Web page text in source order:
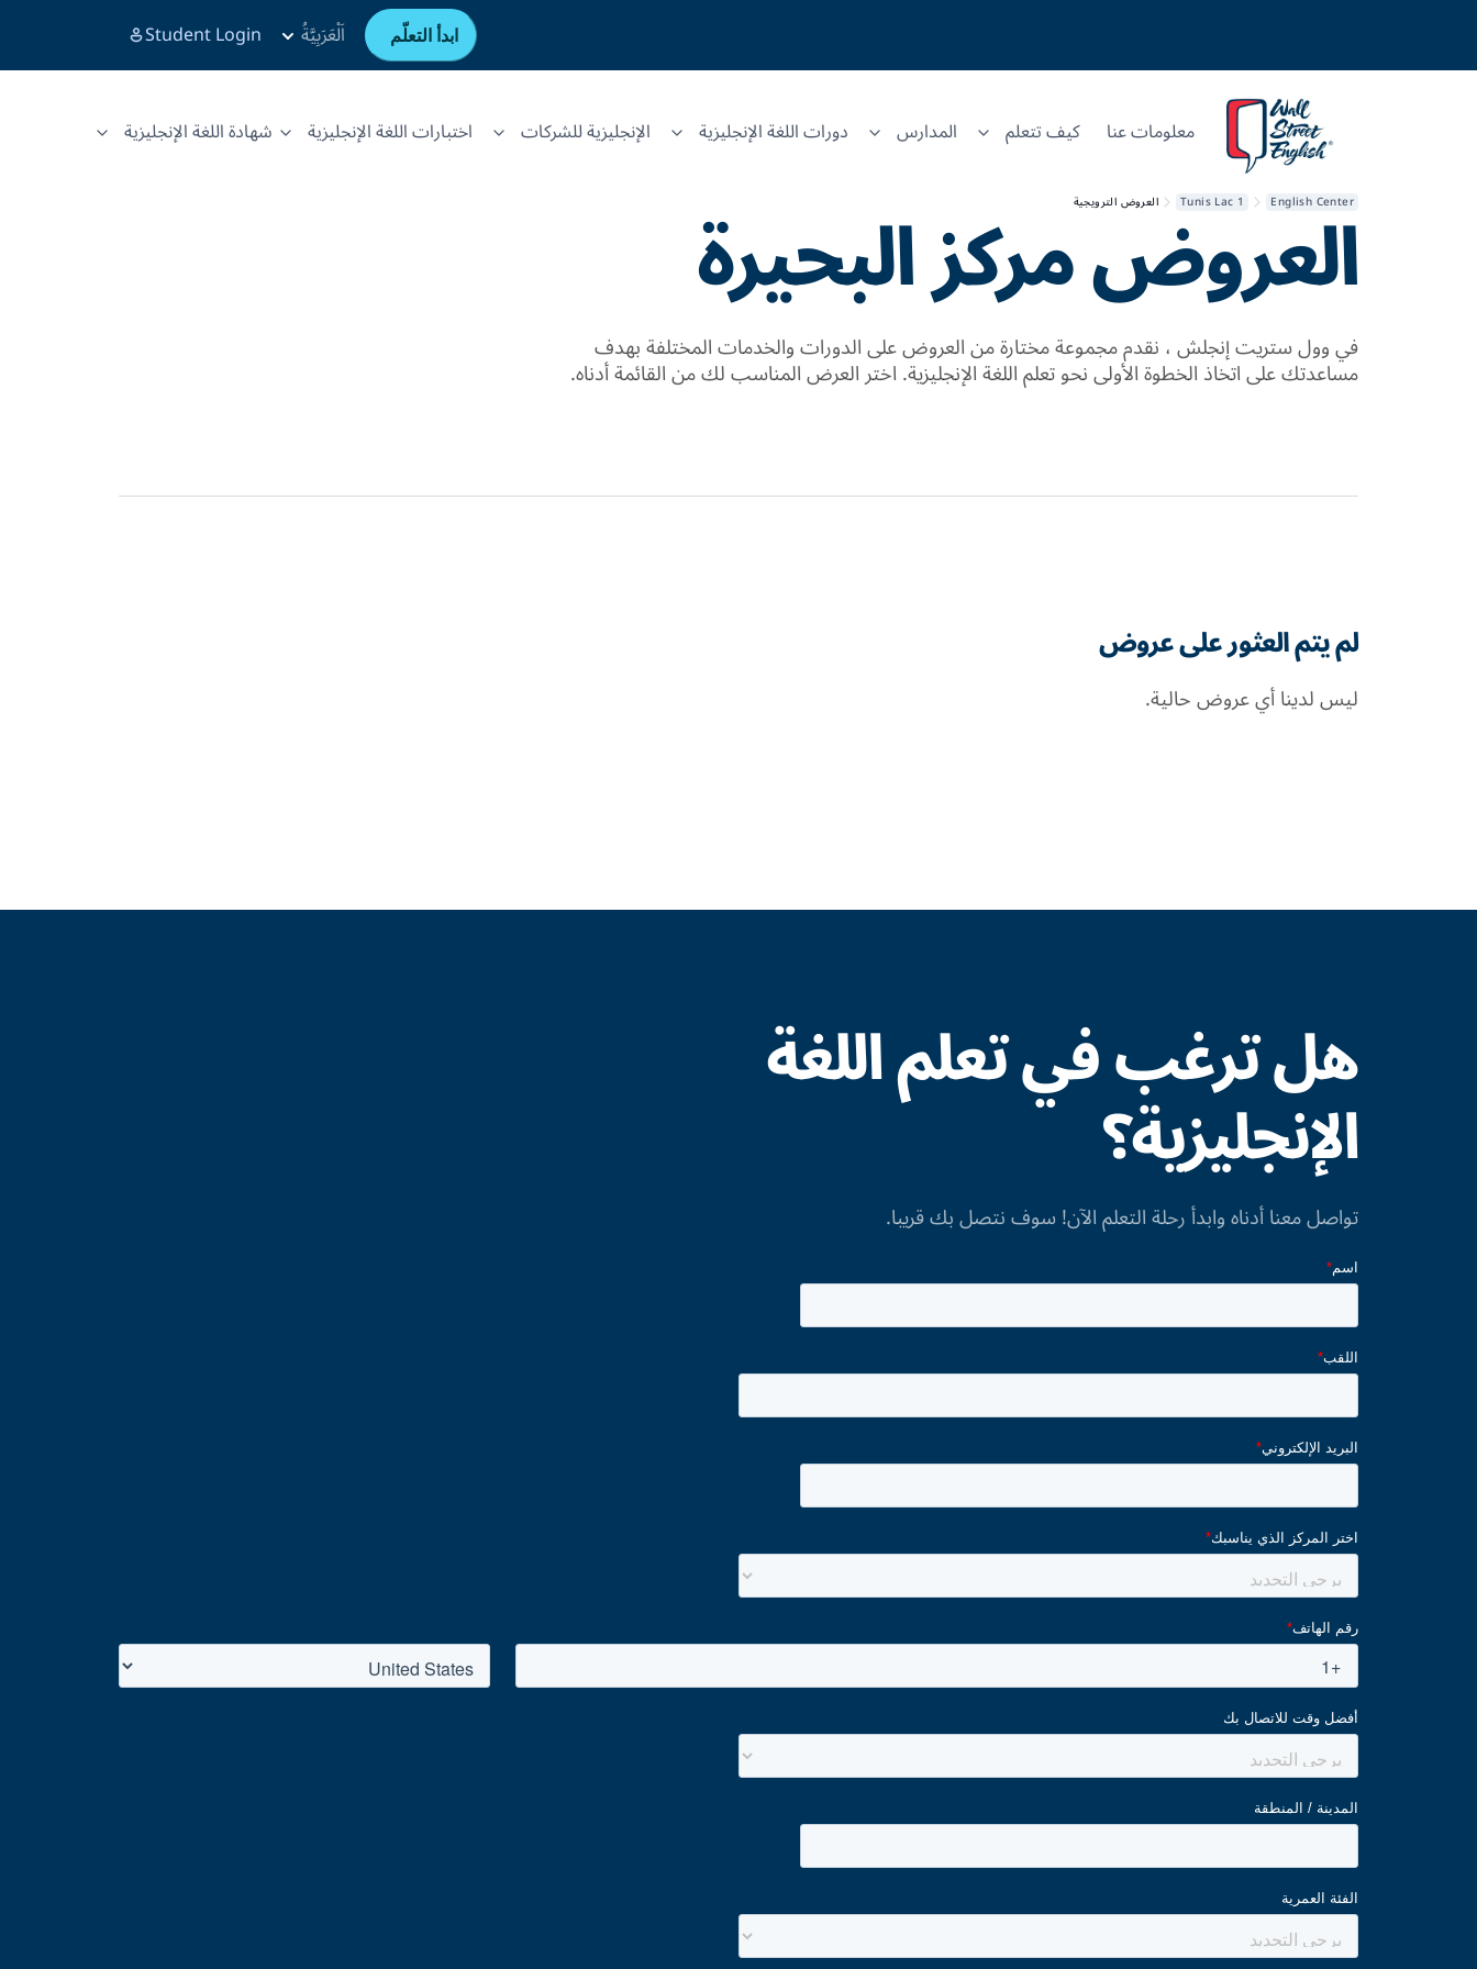
ابدأ التعلّم اَلْعَرَبِيَّةُ Student Login
معلومات عنا كيف تتعلم المدارس دورات اللغة الإنجليزية الإنجليزية للشركات اختبارات اللغة الإنجليزية شهادة اللغة الإنجليزية
English Center
Tunis Lac 1 العروض الترويجية
العروضمركز البحيرة
في وول ستريت إنجلش ، نقدم مجموعة مختارة من العروض على الدورات والخدمات المختلفة بهدف
مساعدتك على اتخاذ الخطوة الأولى نحو تعلم اللغة الإنجليزية. اختر العرض المناسب لك من القائمة أدناه.
لم يتم العثور على عروض
ليس لدينا أي عروض حالية.
هل ترغب في تعلم اللغة
الإنجليزية؟
تواصل معنا أدناه وابدأ رحلة التعلم الآن! سوف نتصل بك قريبا.